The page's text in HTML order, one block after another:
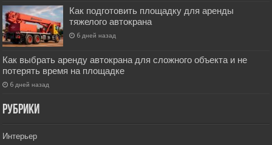
Как подготовить площадку для аренды
тяжелого автокрана
6 дней назад
Как выбрать аренду автокрана для сложного объекта и не
потерять время на площадке
6 дней назад
РУбрики
Интерьер